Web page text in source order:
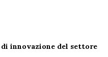
innovazione del settore